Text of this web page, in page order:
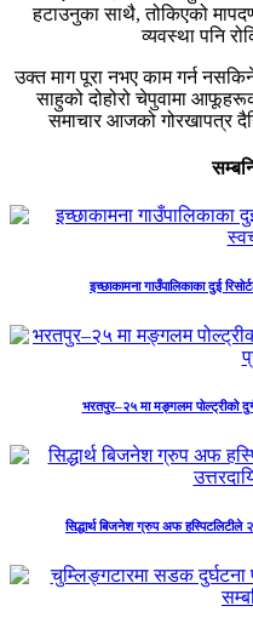
हटाउनुका साथै, तोकिएको
व्यवस्था पनि
उक्त माग पूरा नभए काम गर्न
साहुको दोहोरो चेपुवामा
समाचार आजको गोरखापत्र
इच्छाकामना गाउँपालिकाका दुई
भरतपुर–२५ मा मङ्गलम पोल्ट्रीको
सिद्धार्थ बिजनेश ग्रुप अफ हस्पिटलिटीले